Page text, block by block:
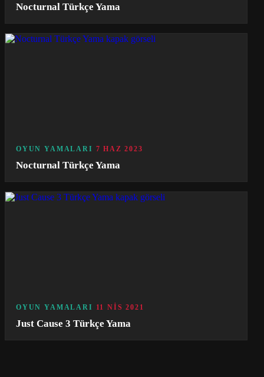
Nocturnal Türkçe Yama
OYUN YAMALARI 7 HAZ 2023
Nocturnal Türkçe Yama
OYUN YAMALARI 11 NIS 2021
Just Cause 3 Türkçe Yama